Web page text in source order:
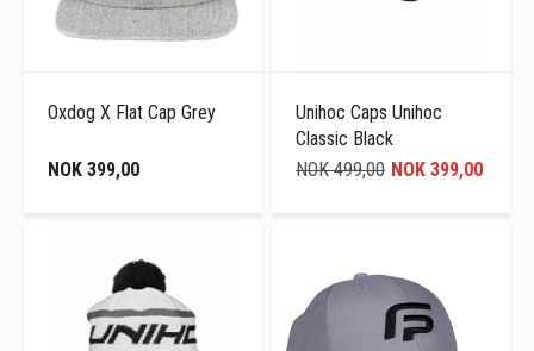
Oxdog X Flat Cap Grey
NOK 399,00
Unihoc Caps Unihoc
Classic Black
NOK 399,00
NOK 499,00